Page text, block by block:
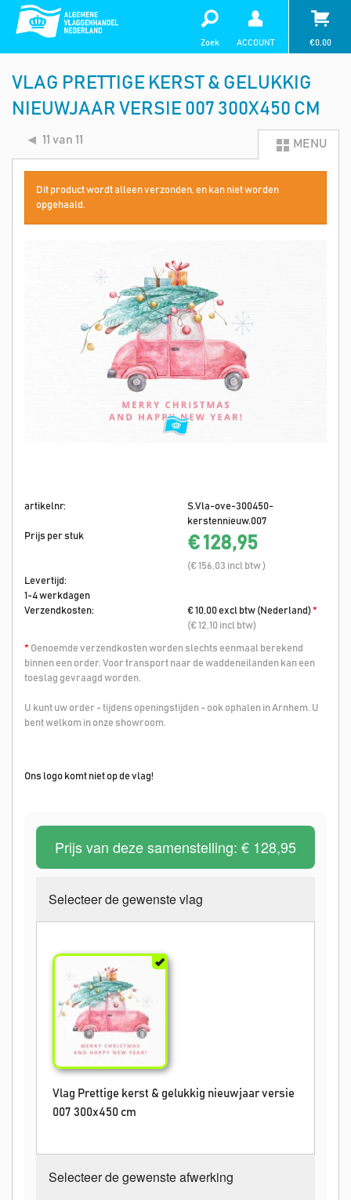
Zoek ACCOUNT €0,00
VLAG PRETTIGE KERST & GELUKKIG
NIEUWJAAR VERSIE 007 300X450 CM
11 van 11 MENU
Dit product wordt alleen verzonden, en kan niet worden
opgehaald.
artikelnr:
S.Vla-ove-300450-
kerstennieuw.007
Prijs per stuk
€ 128,95
(€ 156,03 incl btw )
Levertijd:
1-4 werkdagen
Verzendkosten:
€ 10,00 excl btw (Nederland)*
(€ 12,10 incl btw)
* Genoemde verzendkosten worden slechts eenmaal berekend
binnen een order. Voor transport naar de waddeneilanden kan een
toeslag gevraagd worden.
U kunt uw order - tijdens openingstijden - ook ophalen in Arnhem. U
bent welkom in onze showroom.
Ons logo komt niet op de vlag!
Prijs van deze samenstelling: € 128,95
Selecteer de gewenste vlag
Vlag Prettige kerst & gelukkig nieuwjaar versie
007 300x450 cm
Selecteer de gewenste afwerking